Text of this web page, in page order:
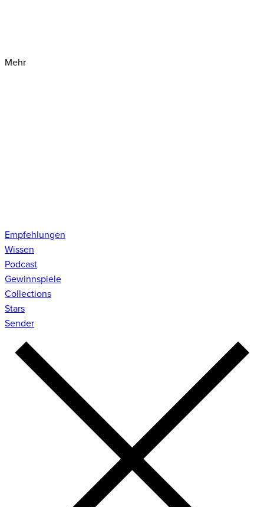
Mehr
Empfehlungen
Wissen
Podcast
Gewinnspiele
Collections
Stars
Sender